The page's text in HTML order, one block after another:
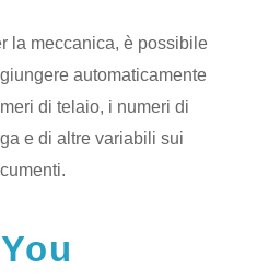
la meccanica, è possibile
automaticamente
di telaio, i numeri di
e di altre variabili sui